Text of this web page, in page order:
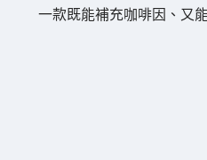
一款既能補充咖啡因、又